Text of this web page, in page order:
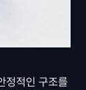
정적인 구조를